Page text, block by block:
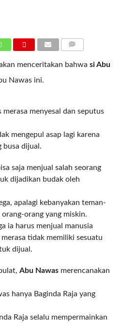
menceritakan bahwa si Abu
Nawas ini.
menyesal dan seputus
mengepul asap lagi karena
busa dijual.
saja menjual salah seorang
dijadikan budak oleh
apalagi kebanyakan teman-
orang yang miskin.
ia harus menjual manusia
tidak memiliki sesuatu
dijual.
Abu Nawasmerencanakan
hanya Baginda Raja yang
Raja selalu mempermainkan